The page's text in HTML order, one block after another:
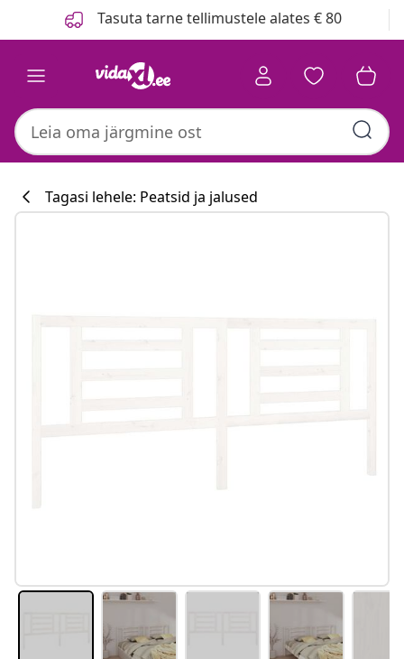
Tasuta tarne tellimustele alates € 80
#sharemevidaxl
Tagasi lehele: Peatsid ja jalused